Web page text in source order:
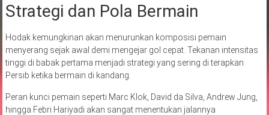
Strategi dan Pola Bermain
Hodak kemungkinan akan menurunkan komposisi pemain
menyerang sejak awal demi mengejar gol cepat. Tekanan intensitas
tinggi di babak pertama menjadi strategi yang sering di terapkan
Persib ketika bermain di kandang.
Peran kunci pemain seperti Marc Klok, David da Silva, Andrew Jung,
hingga Febri Hariyadi akan sangat menentukan jalannya